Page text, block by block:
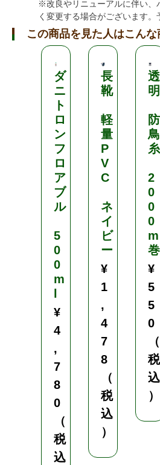
※改良やリニューアルに伴い、
く変更する場合がございます。
この商品を見た人はこん
ダ
ニ
ト
ロ
ン
フ
ロ
ア
ブ
ル
5
0
0
m
¥
4
,
7
8
0
（
税
込
長
靴
軽
量
P
V
C
ネ
イ
ビ
ー
¥
1
,
4
7
8
（
税
込
）
透
明
防
鳥
糸
2
0
0
0
m
巻
¥
5
5
0
（
税
込
）